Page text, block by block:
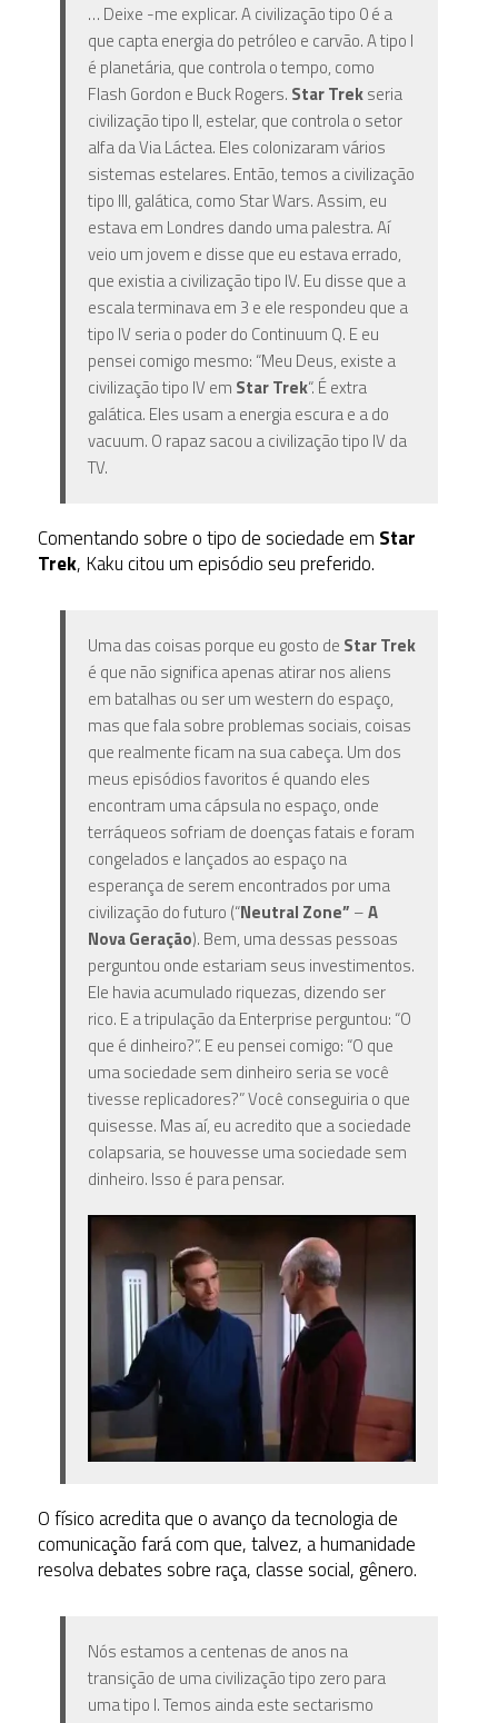
… Deixe -me explicar. A civilização tipo 0 é a
que capta energia do petróleo e carvão. A tipo I
é planetária, que controla o tempo, como
Flash Gordon e Buck Rogers. Star Trekseria
civilização tipo II, estelar, que controla o setor
alfa da Via Láctea. Eles colonizaram vários
sistemas estelares. Então, temos a civilização
tipo III, galática, como Star Wars. Assim, eu
estava em Londres dando uma palestra. Aí
veio um jovem e disse que eu estava errado,
que existia a civilização tipo IV. Eu disse que a
escala terminava em 3 e ele respondeu que a
tipo IV seria o poder do Continuum Q. E eu
pensei comigo mesmo: “Meu Deus, existe a
civilização tipo IV em Star Trek“. É extra
galática. Eles usam a energia escura e a do
vacuum. O rapaz sacou a civilização tipo IV da
TV.
Comentando sobre o tipo de sociedade em Star
Trek, Kaku citou um episódio seu preferido.
Uma das coisas porque eu gosto de Star Trek
é que não significa apenas atirar nos aliens
em batalhas ou ser um western do espaço,
mas que fala sobre problemas sociais, coisas
que realmente ficam na sua cabeça. Um dos
meus episódios favoritos é quando eles
encontram uma cápsula no espaço, onde
terráqueos sofriam de doenças fatais e foram
congelados e lançados ao espaço na
esperança de serem encontrados por uma
civilização do futuro (“Neutral Zone” –A
Nova Geração). Bem, uma dessas pessoas
perguntou onde estariam seus investimentos.
Ele havia acumulado riquezas, dizendo ser
rico. E a tripulação da Enterprise perguntou: “O
que é dinheiro?”. E eu pensei comigo: “O que
uma sociedade sem dinheiro seria se você
tivesse replicadores?” Você conseguiria o que
quisesse. Mas aí, eu acredito que a sociedade
colapsaria, se houvesse uma sociedade sem
dinheiro. Isso é para pensar.
O físico acredita que o avanço da tecnologia de
comunicação fará com que, talvez, a humanidade
resolva debates sobre raça, classe social, gênero.
Nós estamos a centenas de anos na
transição de uma civilização tipo zero para
uma tipo I. Temos ainda este sectarismo